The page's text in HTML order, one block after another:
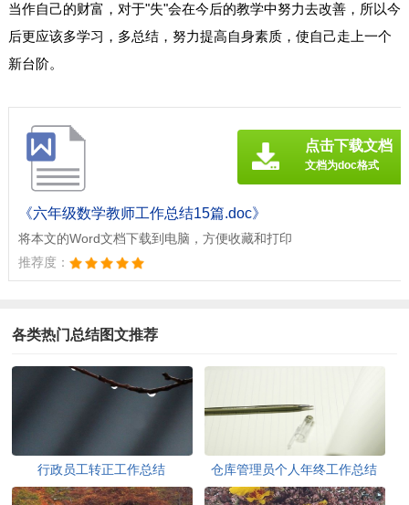
当作自己的财富，对于"失"会在今后的教学中努力去改善，所以今
后更应该多学习，多总结，努力提高自身素质，使自己走上一个
新台阶。
《六年级数学教师工作总结15篇.doc》
将本文的Word文档下载到电脑，方便收藏和打印
推荐度：
点击下载文档
文档为doc格式
各类热门总结图文推荐
行政员工转正工作总结
仓库管理员个人年终工作总结
11篇